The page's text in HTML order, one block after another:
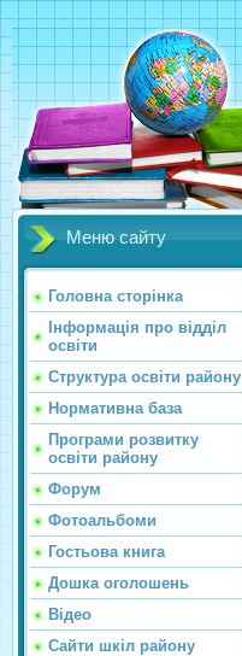
Меню сайту
Головна сторінка
Інформація про відділ
освіти
Структура освіти району
Нормативна база
Програми розвитку
освіти району
Форум
Фотоальбоми
Гостьова книга
Дошка оголошень
Відео
Сайти шкіл району